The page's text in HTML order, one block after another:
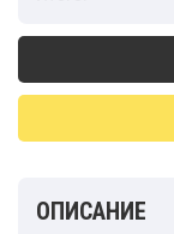
ОПИСАНИЕ